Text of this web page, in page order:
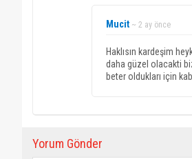
Mucit ~ 2 ay önce
Haklısın kardeşim
daha güzel olacakti
beter oldukları için
Yorum Gönder